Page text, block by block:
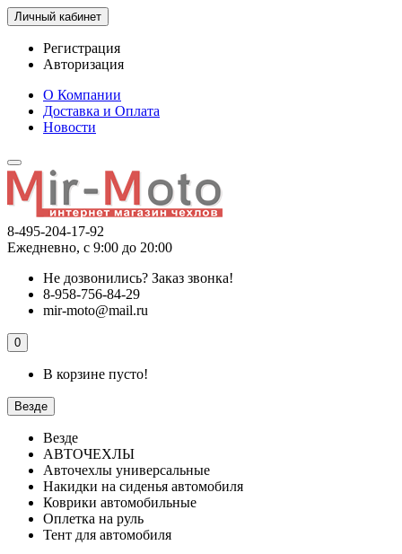
Личный кабинет
Регистрация
Авторизация
О Компании
Доставка и Оплата
Новости
8-495-204-17-92
Ежедневно, с 9:00 до 20:00
Не дозвонились? Заказ звонка!
8-958-756-84-29
mir-moto@mail.ru
0
В корзине пусто!
Везде
Везде
АВТОЧЕХЛЫ
Авточехлы универсальные
Накидки на сиденья автомобиля
Коврики автомобильные
Оплетка на руль
Тент для автомобиля